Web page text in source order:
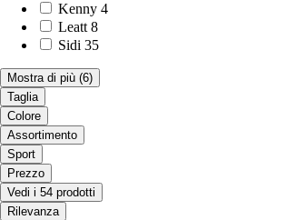
Kenny 4
Leatt 8
Sidi 35
Mostra di più (6)
Taglia
Colore
Assortimento
Sport
Prezzo
Vedi i 54 prodotti
Rilevanza